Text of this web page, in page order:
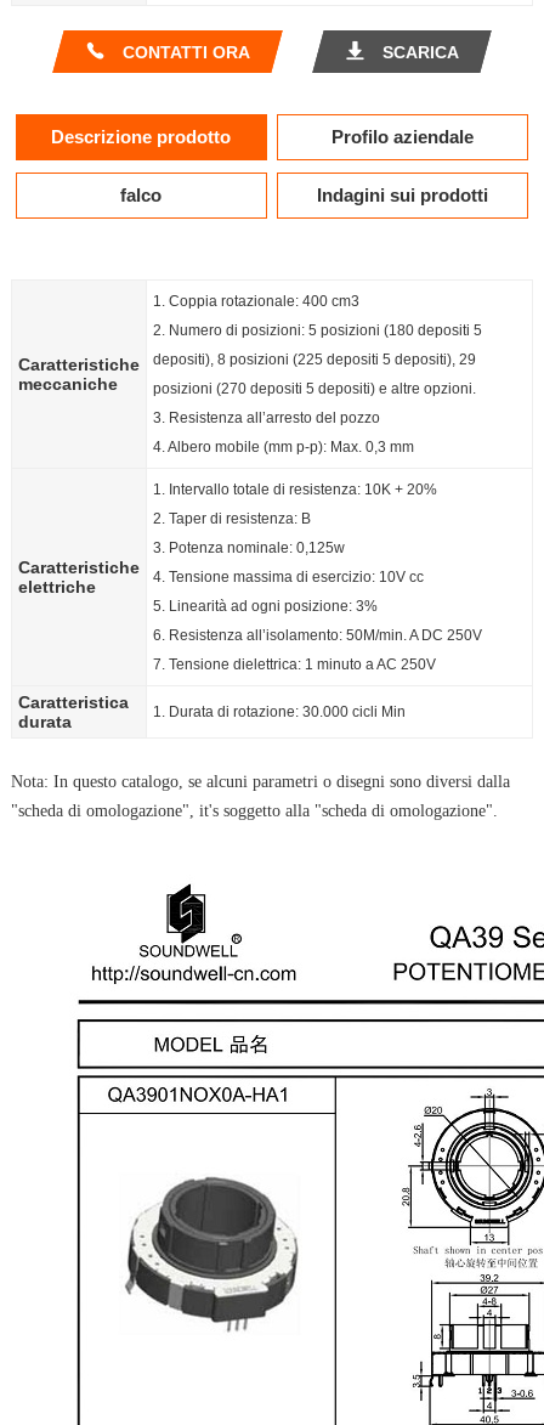
CONTATTI ORA SCARICA
Descrizione prodotto Profilo aziendale
falco Indagini sui prodotti
Caratteristiche
meccaniche
1. Coppia rotazionale: 400 cm3
2. Numero di posizioni: 5 posizioni (180 depositi 5
depositi), 8 posizioni (225 depositi 5 depositi), 29
posizioni (270 depositi 5 depositi) e altre opzioni.
3. Resistenza all’arresto del pozzo
4. Albero mobile (mm p-p): Max. 0,3 mm
Caratteristiche
elettriche
1. Intervallo totale di resistenza: 10K + 20%
2. Taper di resistenza: B
3. Potenza nominale: 0,125w
4. Tensione massima di esercizio: 10V cc
5. Linearità ad ogni posizione: 3%
6. Resistenza all’isolamento: 50M/min. A DC 250V
7. Tensione dielettrica: 1 minuto a AC 250V
Caratteristica
durata
1. Durata di rotazione: 30.000 cicli Min
Nota: In questo catalogo, se alcuni parametri o disegni sono diversi dalla
"scheda di omologazione", it's soggetto alla "scheda di omologazione".